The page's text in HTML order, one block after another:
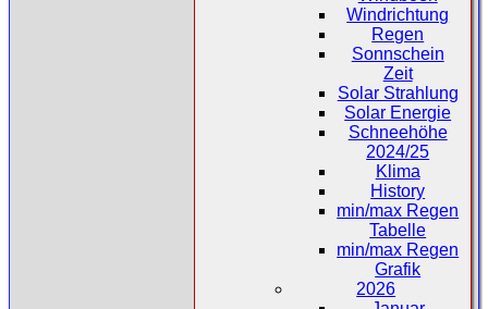
Windrichtung
Regen
Sonnschein
Zeit
Solar Strahlung
Solar Energie
Schneehöhe
2024/25
Klima
History
min/max Regen
Tabelle
min/max Regen
Grafik
2026